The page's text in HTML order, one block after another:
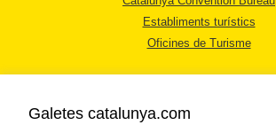
Establiments turístics
Oficines de Turisme
Galetes catalunya.com